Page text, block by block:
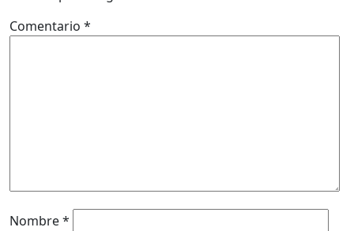
Comentario *
Nombre*